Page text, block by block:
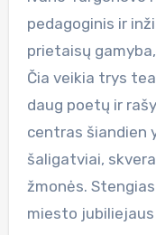
pedagoginis ir
prietaisų
Čia veikia trys
daug poetų ir
centras šiandien
šaligatviai,
žmonės.
miesto